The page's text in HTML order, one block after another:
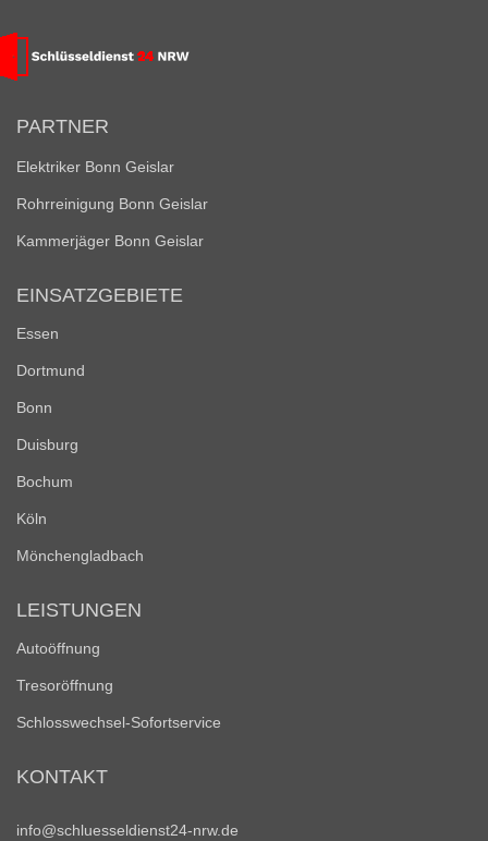
PARTNER
Elektriker Bonn Geislar
Rohrreinigung Bonn Geislar
Kammerjäger Bonn Geislar
EINSATZGEBIETE
Essen
Dortmund
Bonn
Duisburg
Bochum
Köln
Mönchengladbach
LEISTUNGEN
Autoöffnung
Tresoröffnung
Schlosswechsel-Sofortservice
KONTAKT
info@schluesseldienst24-nrw.de